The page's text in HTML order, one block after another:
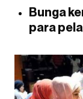
Bunga
para